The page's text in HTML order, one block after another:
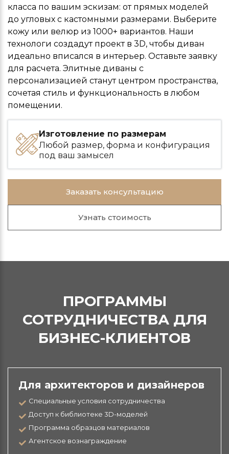
класса по вашим эскизам: от прямых моделей
до угловых с кастомными размерами. Выберите
кожу или велюр из 1000+ вариантов. Наши
технологи создадут проект в 3D, чтобы диван
идеально вписался в интерьер. Оставьте заявку
для расчета. Элитные диваны с
персонализацией станут центром пространства,
сочетая стиль и функциональность в любом
помещении.
Изготовление по размерам
Любой размер, форма и конфигурация
под ваш замысел
Заказать консультацию
Узнать стоимость
ПРОГРАММЫ
СОТРУДНИЧЕСТВА ДЛЯ
БИЗНЕС-КЛИЕНТОВ
Для архитекторов и дизайнеров
Специальные условия сотрудничества
Доступ к библиотеке 3D-моделей
Программа образцов материалов
Агентское вознаграждение